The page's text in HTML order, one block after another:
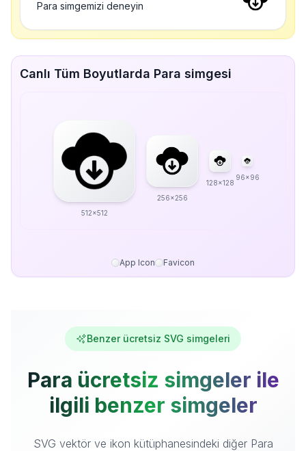
Para simgemizi deneyin
Canlı Tüm Boyutlarda Para simgesi
512x512
256x256
128x128
96x96
App Icon Favicon
Benzer ücretsiz SVG simgeleri
Para ücretsiz simgeler ile
ilgili benzer simgeler
SVG vektör ve ikon kütüphanesindeki diğer Para